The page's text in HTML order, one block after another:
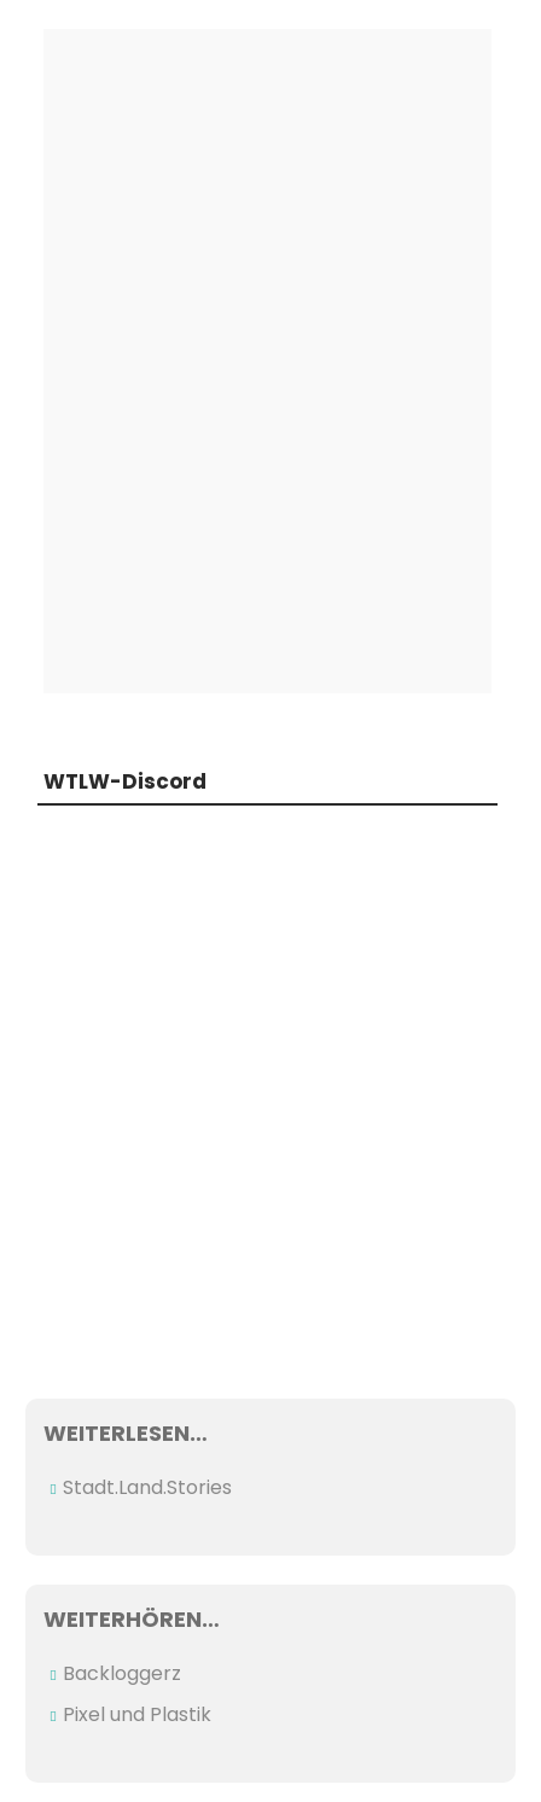
WTLW-Discord
WEITERLESEN…
Stadt.Land.Stories
WEITERHÖREN…
Backloggerz
Pixel und Plastik